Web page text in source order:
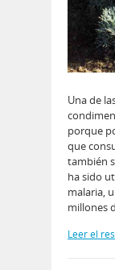
Una de
porque
que
también
ha sido
malaria,
millones
Leer el